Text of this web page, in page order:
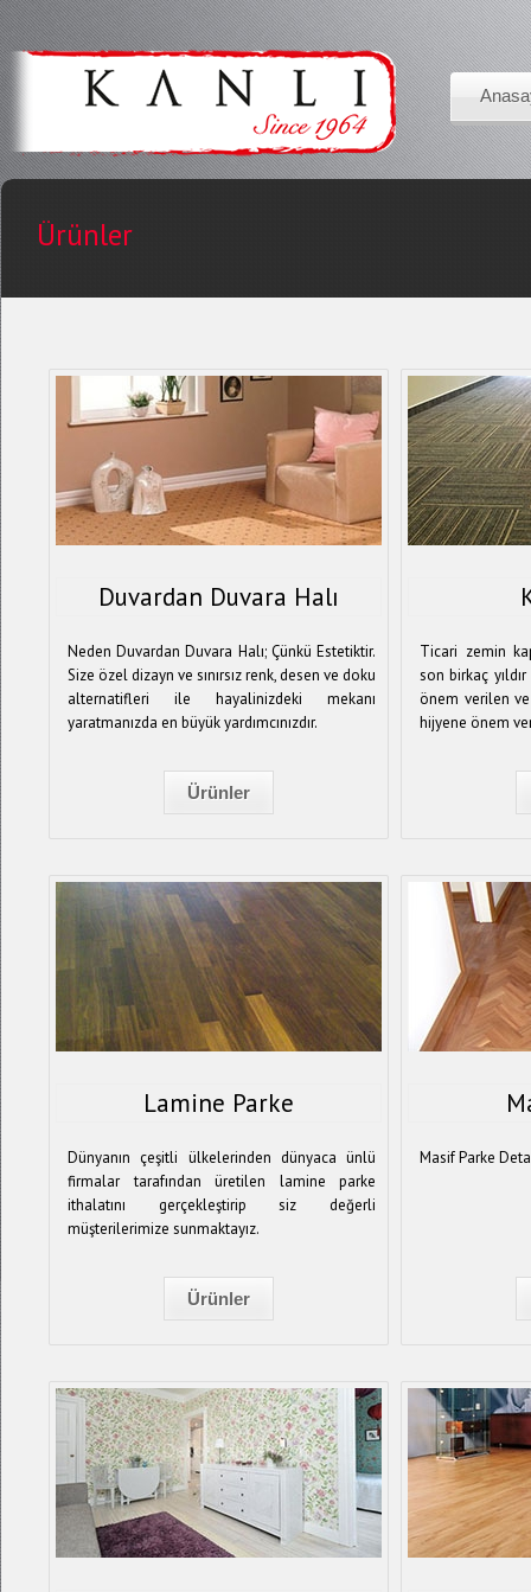
Ürünler
Duvardan Duvara Halı
Neden Duvardan Duvara Halı; Çünkü Estetiktir.
Size özel dizayn ve sınırsız renk, desen ve doku
alternatifleri ile hayalinizdeki mekanı
yaratmanızda en büyük yardımcınızdır.
Ürünler
Ticari zemin
son birkaç
önem verilen
hijyene önem
Lamine Parke
Dünyanın çeşitli ülkelerinden dünyaca ünlü
firmalar tarafından üretilen lamine parke
ithalatını gerçekleştirip siz değerli
müşterilerimize sunmaktayız.
Ürünler
Masif Parke